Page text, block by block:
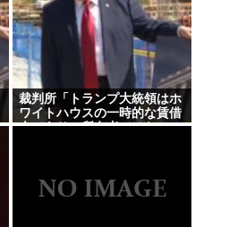
裁判所「トランプ大統領はホ
ワイトハウスの一時的な賃借
人であり、所有者ではな